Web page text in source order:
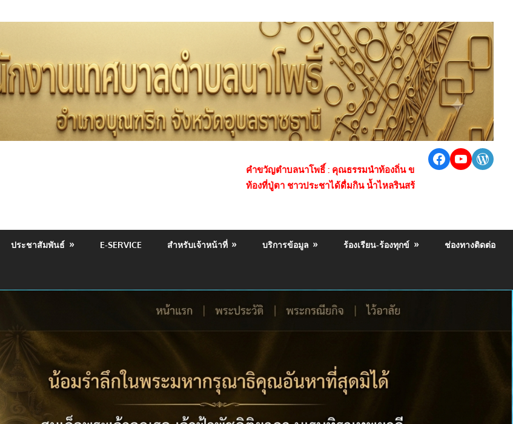
Facebook
https://
คำขวัญตำบลนาโพธิ์ : คุณธรรมนำท้องถิ่น ของกินข้าวปุ้น ซาว มะลิข้าวพันธุ์ดี
ท้องที่ปู่ตา ชาวประชาได้ดื่มกิน น้ำไหลรินสร้างซับ
ประชาสัมพันธ์ E-SERVICE สำหรับเจ้าหน้าที่ บริการข้อมูล ร้องเรียน-ร้องทุกข์ ช่องทางติดต่อ